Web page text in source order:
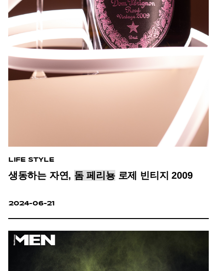
LIFE STYLE
생동하는 자연, 돔 페리뇽로제 빈티지 2009
2024-06-21